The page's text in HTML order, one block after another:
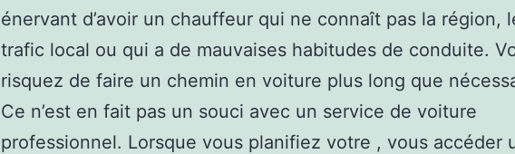
énervant d’avoir un chauffeur qui ne connaît pas la région,
trafic local ou qui a de mauvaises habitudes de conduite.
risquez de faire un chemin en voiture plus long que
Ce n’est en fait pas un souci avec un service de voiture
professionnel. Lorsque vous planifiez votre , vous accéder